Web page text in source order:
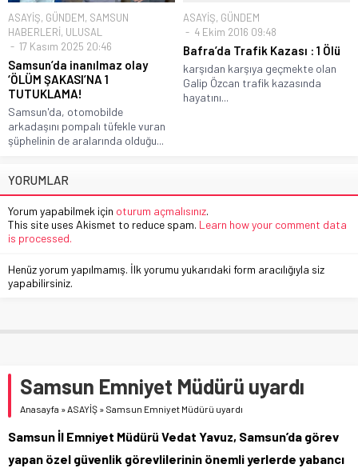
ASAYİŞ, GÜNDEM, SAMSUN
HABERLERİ, ULUSAL
17 Kasım 2025 20:46
Samsun’da inanılmaz olay
‘ÖLÜM ŞAKASI’NA 1
TUTUKLAMA!
Samsun'da, otomobilde
arkadaşını pompalı tüfekle vuran
şüphelinin de aralarında olduğu...
ASAYİŞ, GÜNDEM
4 Ekim 2016 09:48
Bafra’da Trafik Kazası : 1 Ölü
karşıdan karşıya geçmekte olan
Galip Özcan trafik kazasında
hayatını...
YORUMLAR
Yorum yapabilmek için oturum açmalısınız.
This site uses Akismet to reduce spam. Learn how your comment data
is processed.
Henüz yorum yapılmamış. İlk yorumu yukarıdaki form aracılığıyla siz
yapabilirsiniz.
Samsun Emniyet Müdürü uyardı
Anasayfa »ASAYİŞ » Samsun Emniyet Müdürü uyardı
Samsun İl Emniyet Müdürü Vedat Yavuz, Samsun’da görev
yapan özel güvenlik görevlilerinin önemli yerlerde yabancı